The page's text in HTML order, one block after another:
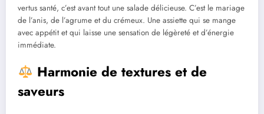
vertus santé, c’est avant tout une salade délicieuse. C’est le mariage
de l’anis, de l’agrume et du crémeux. Une assiette qui se mange
avec appétit et qui laisse une sensation de légèreté et d’énergie
immédiate.
Harmonie de textures et de
saveurs